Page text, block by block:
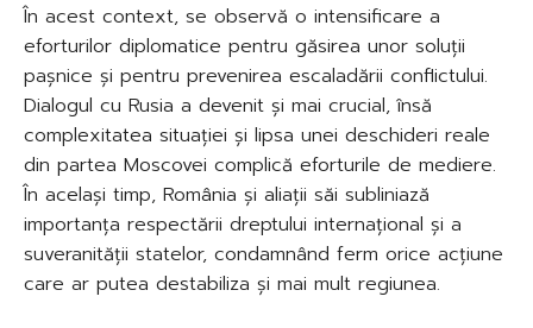
În acest context, se observă o intensificare a
eforturilor diplomatice pentru găsirea unor soluții
pașnice și pentru prevenirea escaladării conflictului.
Dialogul cu Rusia a devenit și mai crucial, însă
complexitatea situației și lipsa unei deschideri reale
din partea Moscovei complică eforturile de mediere.
În același timp, România și aliații săi subliniază
importanța respectării dreptului internațional și a
suveranității statelor, condamnând ferm orice acțiune
care ar putea destabiliza și mai mult regiunea.